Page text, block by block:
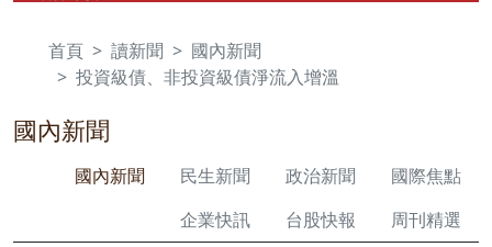
首頁 讀新聞
國內新聞
投資級債、非投資級債淨流入增溫
國內新聞
國內新聞 民生新聞 政治新聞
國際焦點
企業快訊
台股快報 周刊精選